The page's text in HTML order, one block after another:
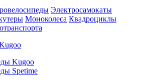
Электросамокаты
Моноколеса Квадроциклы
Kugoo
Spetime